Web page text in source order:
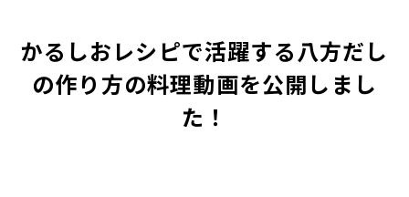
かるしおレシピで活躍する八方だし
の作り方の料理動画を公開しまし
た！